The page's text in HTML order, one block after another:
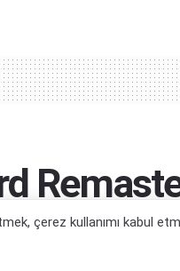
çerez kullanımı kabul